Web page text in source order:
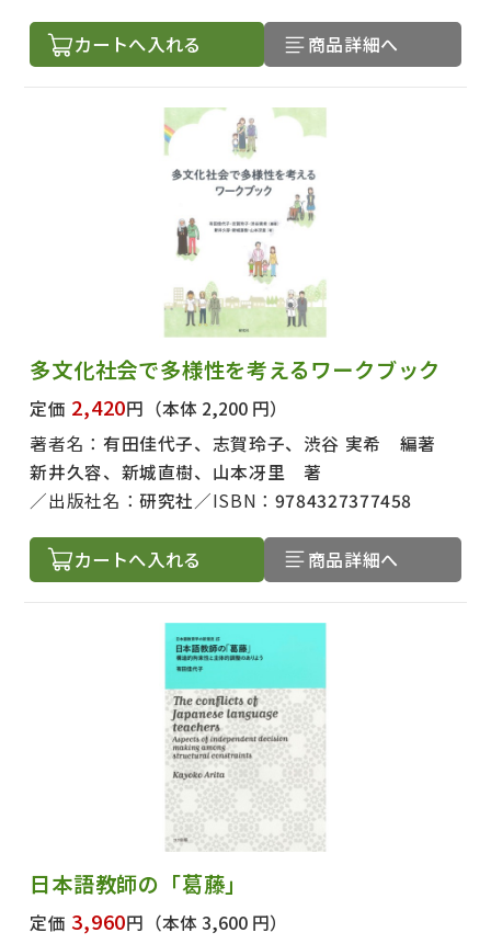
カートへ入れる 商品詳細へ
多文化社会で多様性を考えるワークブック
定価 2,420円 （本体 2,200 円）
著者名： 有田佳代子、志賀玲子、渋谷 実希 編著
新井久容、新城直樹、山本冴里 著
出版社名：研究社 ISBN： 9784327377458
カートへ入れる 商品詳細へ
日本語教師の「葛藤」
定価 3,960円 （本体 3,600 円）